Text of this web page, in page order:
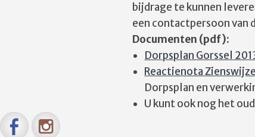
bijdrage te kunnen
een contactpersoon van
Documenten (pdf):
Dorpsplan Gorssel
Reactienota
Dorpsplan en
U kunt ook nog het